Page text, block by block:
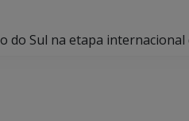
do Sul na etapa